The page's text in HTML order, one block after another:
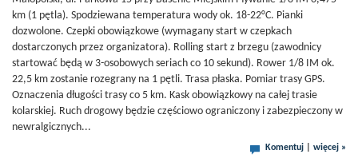
km (1 pętla). Spodziewana temperatura wody ok. 18-22°C. Pianki
dozwolone. Czepki obowiązkowe (wymagany start w czepkach
dostarczonych przez organizatora). Rolling start z brzegu (zawodnicy
startować będą w 3-osobowych seriach co 10 sekund). Rower 1/8 IM ok.
22,5 km zostanie rozegrany na 1 pętli. Trasa płaska. Pomiar trasy GPS.
Oznaczenia długości trasy co 5 km. Kask obowiązkowy na całej trasie
kolarskiej. Ruch drogowy będzie częściowo ograniczony i zabezpieczony w
newralgicznych...
Komentuj więcej »